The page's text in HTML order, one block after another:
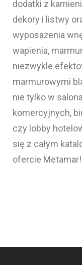
dodatki z
dekory i listwy
wyposażenia
wapienia,
niezwykle
marmurowymi
nie tylko w
komercyjnych,
czy lobby
się z całym
ofercie Metamar!